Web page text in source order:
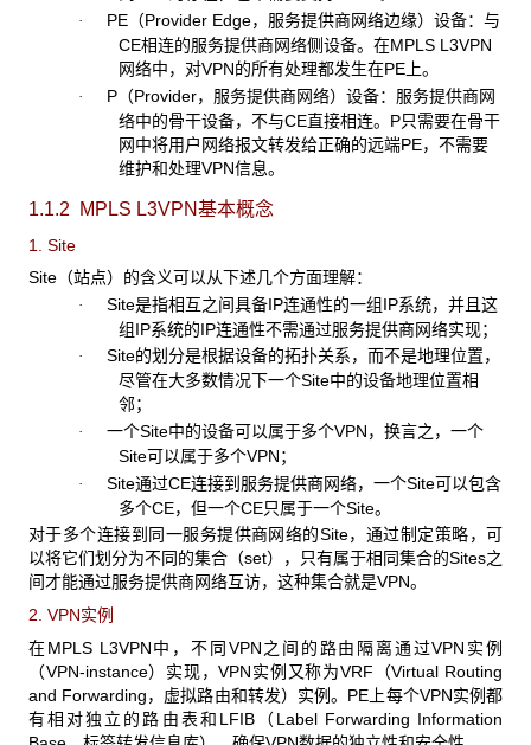
· PE（Provider Edge，服务提供商网络边缘）设备：与
CE相连的服务提供商网络侧设备。在MPLS L3VPN
网络中，对VPN的所有处理都发生在PE上。
· P（Provider，服务提供商网络）设备：服务提供商网
络中的骨干设备，不与CE直接相连。P只需要在骨干
网中将用户网络报文转发给正确的远端PE，不需要
维护和处理VPN信息。
1.1.2 MPLS L3VPN基本概念
1. Site
Site （站点）的含义可以从下述几个方面理解：
· Site是指相互之间具备IP连通性的一组IP系统，并且这
组IP系统的IP连通性不需通过服务提供商网络实现；
· Site的划分是根据设备的拓扑关系，而不是地理位置，
尽管在大多数情况下一个Site中的设备地理位置相
邻；
· 一个Site中的设备可以属于多个VPN，换言之，一个
Site可以属于多个VPN；
· Site通过CE连接到服务提供商网络，一个Site可以包含
多个CE，但一个CE只属于一个Site。
对于多个连接到同一服务提供商网络的Site，通过制定策略，可
以将它们划分为不同的集合（set），只有属于相同集合的Sites之
间才能通过服务提供商网络互访，这种集合就是VPN。
2. VPN实例
在MPLS L3VPN中，不同VPN之间的路由隔离通过VPN实例
（VPN-instance）实现，VPN实例又称为VRF（Virtual Routing
and Forwarding，虚拟路由和转发）实例。PE上每个VPN实例都
有相对独立的路由表和LFIB（Label Forwarding Information